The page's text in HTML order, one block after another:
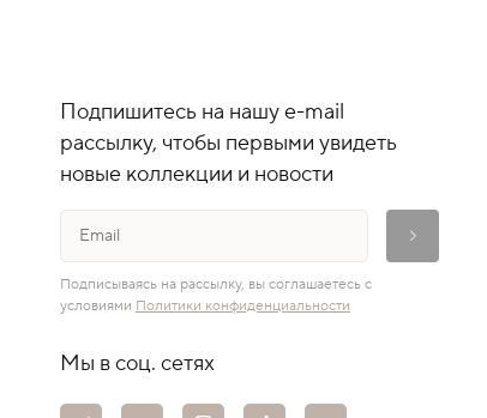
Подпишитесь на нашу e-mail
рассылку, чтобы первыми увидеть
новые коллекции и новости
Подписываясь на рассылку, вы соглашаетесь с
условиями Политики конфиденциальности
Мы в соц. сетях